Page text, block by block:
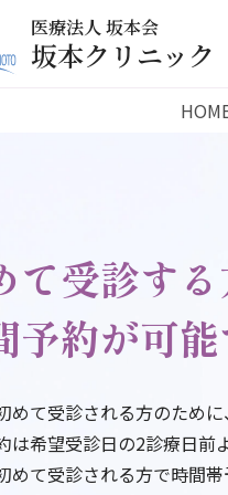
医療法人 坂本会
坂本クリニック
は開設以来
人以上の